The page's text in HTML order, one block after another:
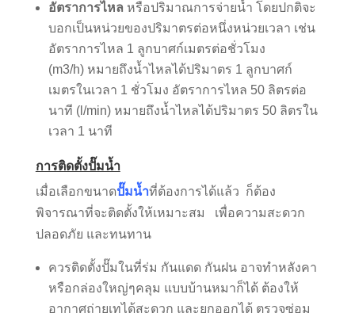
อัตราการไหล หรือปริมาณการจ่ายน้ำ โดยปกติจะ
บอกเป็นหน่วยของปริมาตรต่อหนึ่งหน่วยเวลา เช่น
อัตราการไหล 1 ลูกบาศก์เมตรต่อชั่วโมง
(m3/h) หมายถึงน้ำไหลได้ปริมาตร 1 ลูกบาศก์
เมตรในเวลา 1 ชั่วโมง อัตราการไหล 50 ลิตรต่อ
นาที (l/min) หมายถึงน้ำไหลได้ปริมาตร 50 ลิตรใน
เวลา 1 นาที
การติดตั้งปั๊มน้ำ
เมื่อเลือกขนาดปั๊มน้ำที่ต้องการได้แล้ว ก็ต้อง
พิจารณาที่จะติดตั้งให้เหมาะสม เพื่อความสะดวก
ปลอดภัย และทนทาน
ควรติดตั้งปั๊มในที่ร่ม กันแดด กันฝน อาจทำหลังคา
หรือกล่องใหญ่ๆคลุม แบบบ้านหมาก็ได้ ต้องให้
อากาศถ่ายเทได้สะดวก และยกออกได้ ตรวจซ่อม